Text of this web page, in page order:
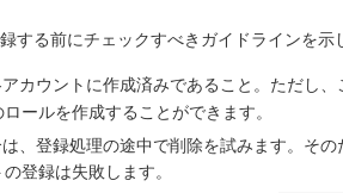
する前にチェックすべきガイドラインを示
カウントに作成済みであること。ただし
ールを作成することができます。
、登録処理の途中で削除を試みます。その
登録は失敗します。